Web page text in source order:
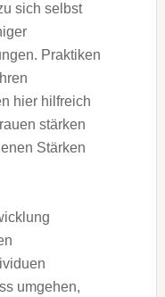
s‬ich selbst
Praktiken
h‬ier hilfreich
stärken
Stärken
umgehen,